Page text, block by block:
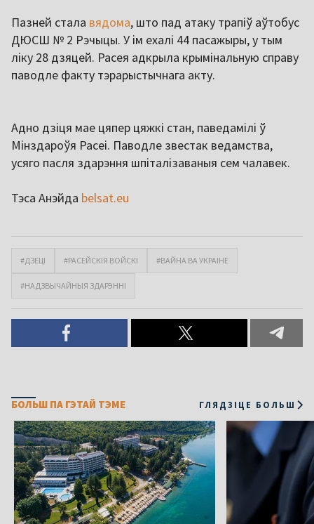
Пазней стала вядома, што пад атаку трапіў аўтобус
ДЮСШ № 2 Рэчыцы. У ім ехалі 44 пасажыры, у тым
ліку 28 дзяцей. Расея адкрыла крымінальную справу
паводле факту тэрарыстычнага акту.
Адно дзіця мае цяпер цяжкі стан, паведамілі ў
Мінздароўя Расеі. Паводле звестак ведамства,
усяго пасля здарэння шпіталізаваныя сем чалавек.
Тэса Анэйда belsat.eu
#ДЗЕЦІ #РАСЕЙСКІЯ ВОЙСКІ #ВАЙНА ВА УКРАІНЕ
#НАДЗВЫЧАЙНЫЯ ЗДАРЭННІ
БОЛЬШ ПА ГЭТАЙ ТЭМЕ ГЛЯДЗІЦЕ БОЛЬШ